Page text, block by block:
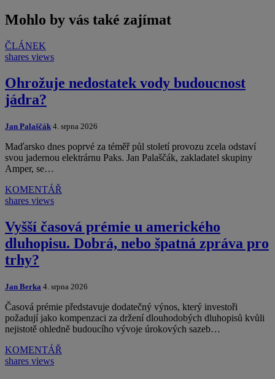
Mohlo by vás také zajímat
ČLÁNEK
shares views
Ohrožuje nedostatek vody budoucnost
jádra?
Jan Palaščák 4. srpna 2026
Maďarsko dnes poprvé za téměř půl století provozu zcela odstaví
svou jadernou elektrárnu Paks. Jan Palaščák, zakladatel skupiny
Amper, se…
KOMENTÁŘ
shares views
Vyšší časová prémie u amerického
dluhopisu. Dobrá, nebo špatná zpráva pro
trhy?
Jan Berka 4. srpna 2026
Časová prémie představuje dodatečný výnos, který investoři
požadují jako kompenzaci za držení dlouhodobých dluhopisů kvůli
nejistotě ohledně budoucího vývoje úrokových sazeb…
KOMENTÁŘ
shares views